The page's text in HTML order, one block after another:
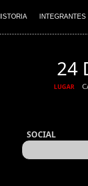
INTEGRANTES
24
LUGAR
SOCIAL